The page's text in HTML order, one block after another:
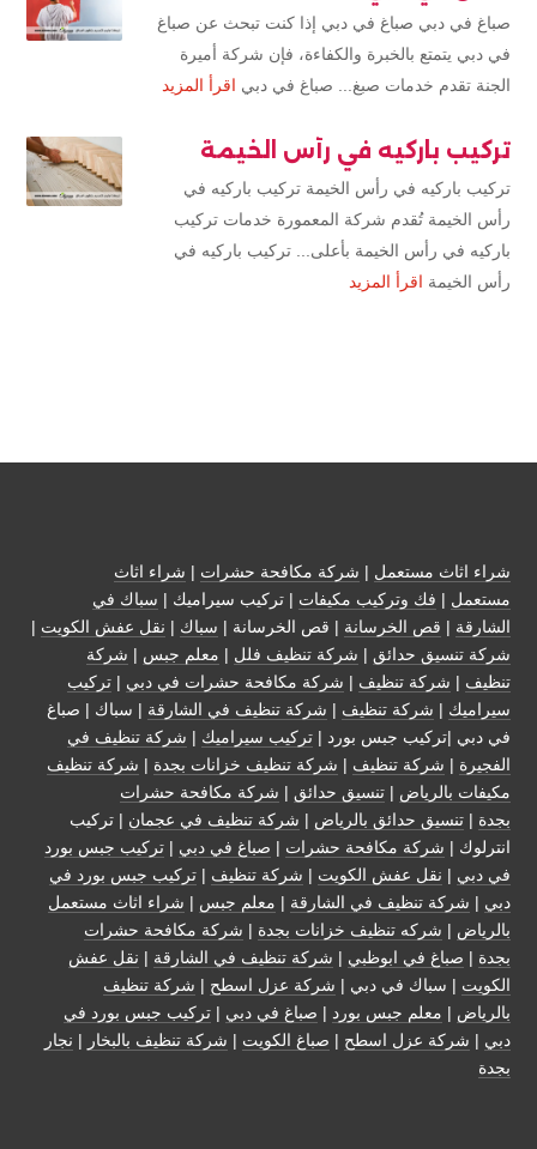
صباغ في دبي صباغ في دبي إذا كنت تبحث عن صباغ
في دبي يتمتع بالخبرة والكفاءة، فإن شركة أميرة
الجنة تقدم خدمات صبغ... صباغ في دبي اقرأ المزيد
تركيب باركيه في رأس الخيمة
تركيب باركيه في رأس الخيمة تركيب باركيه في
رأس الخيمة تُقدم شركة المعمورة خدمات تركيب
باركيه في رأس الخيمة بأعلى... تركيب باركيه في
رأس الخيمة اقرأ المزيد
شراء اثاث مستعمل | شركة مكافحة حشرات | شراء اثاث
مستعمل | فك وتركيب مكيفات | تركيب سيراميك | سباك في
الشارقة | قص الخرسانة | قص الخرسانة | سباك | نقل عفش الكويت |
شركة تنسيق حدائق | شركة تنظيف فلل | معلم جبس | شركة
تنظيف | شركة تنظيف | شركة مكافحة حشرات في دبي | تركيب
سيراميك | شركة تنظيف | شركة تنظيف في الشارقة | سباك | صباغ
في دبي |تركيب جبس بورد | تركيب سيراميك | شركة تنظيف في
الفجيرة | شركة تنظيف | شركة تنظيف خزانات بجدة | شركة تنظيف
مكيفات بالرياض | تنسيق حدائق | شركة مكافحة حشرات
بجدة | تنسيق حدائق بالرياض | شركة تنظيف في عجمان | تركيب
انترلوك | شركة مكافحة حشرات | صباغ في دبي | تركيب جبس بورد
في دبي | نقل عفش الكويت | شركة تنظيف | تركيب جبس بورد في
دبي | شركة تنظيف في الشارقة | معلم جبس | شراء اثاث مستعمل
بالرياض | شركه تنظيف خزانات بجدة | شركة مكافحة حشرات
بجدة | صباغ في ابوظبي | شركة تنظيف في الشارقة | نقل عفش
الكويت | سباك في دبي | شركة عزل اسطح | شركة تنظيف
بالرياض | معلم جبس بورد | صباغ في دبي | تركيب جبس بورد في
دبي | شركة عزل اسطح | صباغ الكويت | شركة تنظيف بالبخار | نجار
بجدة